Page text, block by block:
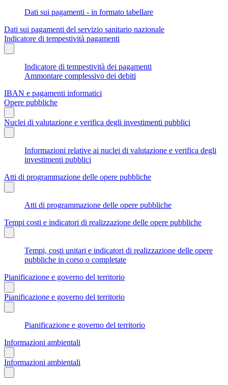
Dati sui pagamenti - in formato tabellare
Dati sui pagamenti del servizio sanitario nazionale
Indicatore di tempestività pagamenti
Indicatore di tempestività dei pagamenti
Ammontare complessivo dei debiti
IBAN e pagamenti informatici
Opere pubbliche
Nuclei di valutazione e verifica degli investimenti pubblici
Informazioni relative ai nuclei di valutazione e verifica degli
investimenti pubblici
Atti di programmazione delle opere pubbliche
Atti di programmazione delle opere pubbliche
Tempi costi e indicatori di realizzazione delle opere pubbliche
Tempi, costi unitari e indicatori di realizzazione delle opere
pubbliche in corso o completate
Pianificazione e governo del territorio
Pianificazione e governo del territorio
Pianificazione e governo del territorio
Informazioni ambientali
Informazioni ambientali